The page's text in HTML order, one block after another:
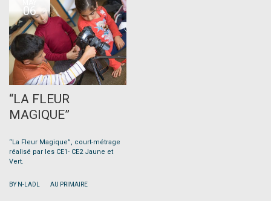
06
“LA FLEUR
MAGIQUE”
“La Fleur Magique”, court-métrage
réalisé par les CE1- CE2 Jaune et
Vert.
BY N-LADL AU PRIMAIRE